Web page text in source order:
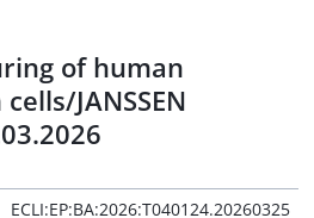
of human
JANSSEN
ECLI:EP:BA:2026:T040124.20260325